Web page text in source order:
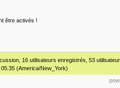
être activés !
16 utilisateurs enregistrés, 53
(America/New_York)